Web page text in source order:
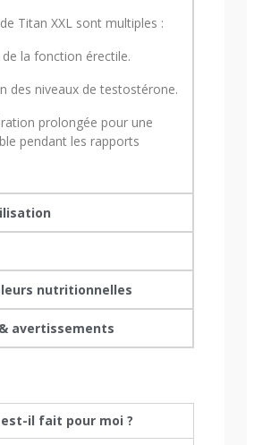
Titan XXL sont multiples :
la fonction érectile.
des niveaux de testostérone.
prolongée pour une
pendant les rapports
nutritionnelles
avertissements
est-il fait pour moi ?